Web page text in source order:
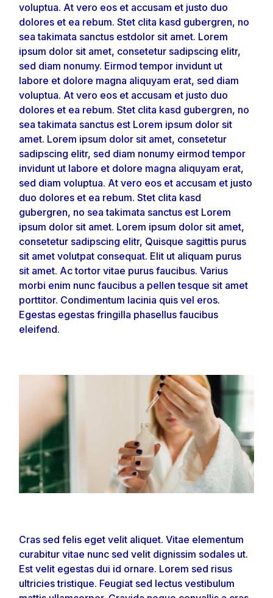
voluptua. At vero eos et accusam et justo duo
dolores et ea rebum. Stet clita kasd gubergren, no
sea takimata sanctus estdolor sit amet. Lorem
ipsum dolor sit amet, consetetur sadipscing elitr,
sed diam nonumy. Eirmod tempor invidunt ut
labore et dolore magna aliquyam erat, sed diam
voluptua. At vero eos et accusam et justo duo
dolores et ea rebum. Stet clita kasd gubergren, no
sea takimata sanctus est Lorem ipsum dolor sit
amet. Lorem ipsum dolor sit amet, consetetur
sadipscing elitr, sed diam nonumy eirmod tempor
invidunt ut labore et dolore magna aliquyam erat,
sed diam voluptua. At vero eos et accusam et justo
duo dolores et ea rebum. Stet clita kasd
gubergren, no sea takimata sanctus est Lorem
ipsum dolor sit amet. Lorem ipsum dolor sit amet,
consetetur sadipscing elitr, Quisque sagittis purus
sit amet volutpat consequat. Elit ut aliquam purus
sit amet. Ac tortor vitae purus faucibus. Varius
morbi enim nunc faucibus a pellen tesque sit amet
porttitor. Condimentum lacinia quis vel eros.
Egestas egestas fringilla phasellus faucibus
eleifend.
Cras sed felis eget velit aliquet. Vitae elementum
curabitur vitae nunc sed velit dignissim sodales ut.
Est velit egestas dui id ornare. Lorem sed risus
ultricies tristique. Feugiat sed lectus vestibulum